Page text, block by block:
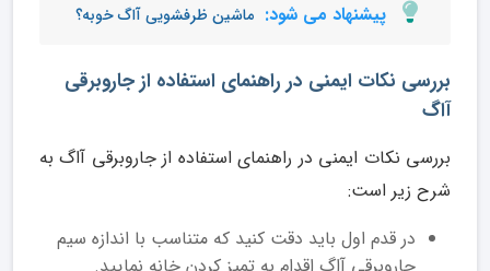
پیشنهاد می شود: ماشین ظرفشویی آاگ خوبه؟
بررسی نکات ایمنی در راهنمای استفاده از جاروبرقی
آاگ
بررسی نکات ایمنی در راهنمای استفاده از جاروبرقی آاگ به
شرح زیر است:
در قدم اول باید دقت کنید که متناسب با اندازه سیم